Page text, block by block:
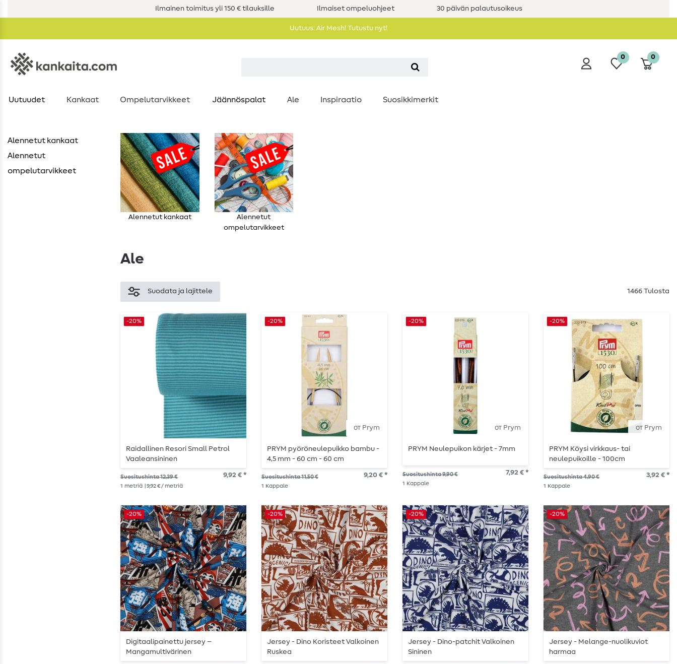
Ilmainen toimitus yli 150 € tilauksille Ilmaiset ompeluohjeet 30 päivän palautusoikeus
Uutuus: Air Mesh! Tutustu nyt!
0 0
Uutuudet Kankaat Ompelutarvikkeet Jäännöspalat Ale Inspiraatio Suosikkimerkit
Alennetut kankaat
Alennetut
ompelutarvikkeet
Alennetut kankaat
Alennetut
ompelutarvikkeet
Ale
Suodata ja lajittele 1466 Tulosta
-20%
Raidallinen Resori Small Petrol
Vaaleansininen
Suositushinta 12,39 € 9,92 € *
1 metriä | 9,92 € / metriä
от Prym
-20%
PRYM pyöröneulepuikko bambu -
4,5 mm - 60 cm - 60 cm
Suositushinta 11,50 € 9,20 € *
1 Kappale
от Prym
-20%
PRYM Neulepuikon kärjet - 7mm
Suositushinta 9,90 € 7,92 € *
1 Kappale
от Prym
-20%
PRYM Köysi virkkaus- tai
neulepuikoille - 100cm
Suositushinta 4,90 € 3,92 € *
1 Kappale
-20%
Digitaalipainettu jersey –
Mangamultivärinen
-20%
Jersey - Dino Koristeet Valkoinen
Ruskea
-20%
Jersey - Dino-patchit Valkoinen
Sininen
-20%
Jersey - Melange-nuolikuviot
harmaa